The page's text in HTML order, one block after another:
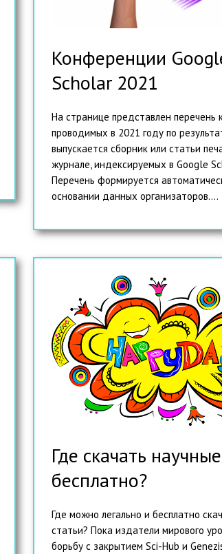
Конференции
Scholar 2021
На странице представлен перечень
проводимых в 2021 году по
выпускается сборник или статьи
журнале, индексируемых в Google
Перечень формируется
основании данных организаторов....
Где скачать
бесплатно?
Где можно легально и бесплатно
статьи? Пока издатели мирового
борьбу с закрытием Sci-Hub и